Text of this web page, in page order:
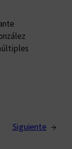
Siguiente →